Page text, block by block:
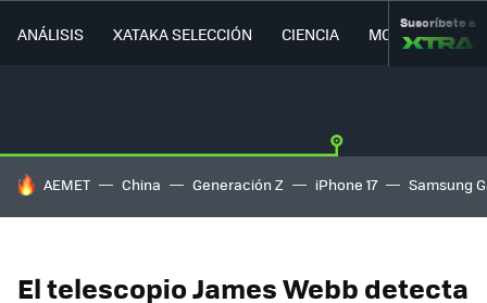
ANÁLISIS XATAKA SELECCIÓN CIENCIA MOVILIDAD
Suscríbete a
HOY SE HABLA DE
AEMET China Generación Z iPhone 17 Samsung
El telescopio James Webb detecta